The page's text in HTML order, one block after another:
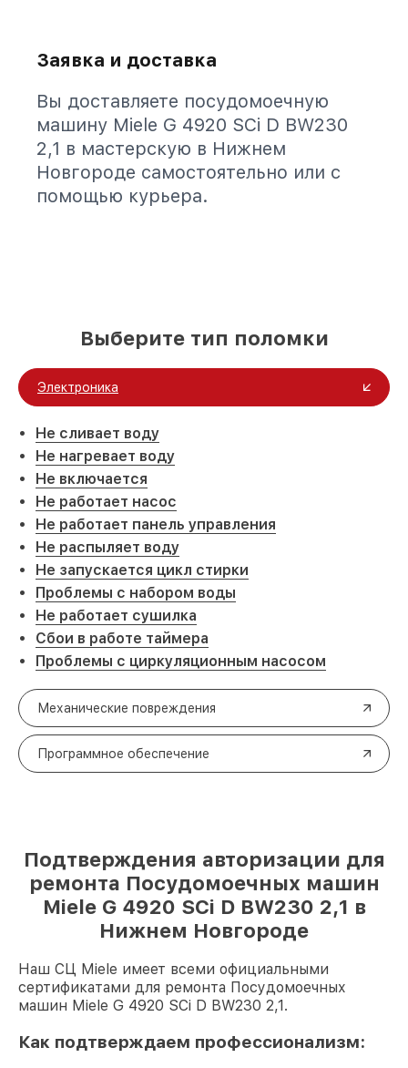
Заявка и доставка
Вы доставляете посудомоечную
машину Miele G 4920 SCi D BW230
2,1 в мастерскую в Нижнем
Новгороде самостоятельно или с
помощью курьера.
Выберите тип поломки
Электроника
Не сливает воду
Не нагревает воду
Не включается
Не работает насос
Не работает панель управления
Не распыляет воду
Не запускается цикл стирки
Проблемы с набором воды
Не работает сушилка
Сбои в работе таймера
Проблемы с циркуляционным насосом
Механические повреждения
Программное обеспечение
Подтверждения авторизации для
ремонта Посудомоечных машин
Miele G 4920 SCi D BW230 2,1 в
Нижнем Новгороде
Наш СЦ Miele имеет всеми официальными
сертификатами для ремонта Посудомоечных
машин Miele G 4920 SCi D BW230 2,1.
Как подтверждаем профессионализм: